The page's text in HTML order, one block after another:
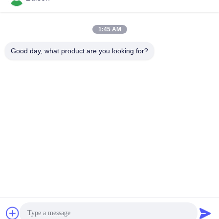
1:45 AM
Good day, what product are you looking for?